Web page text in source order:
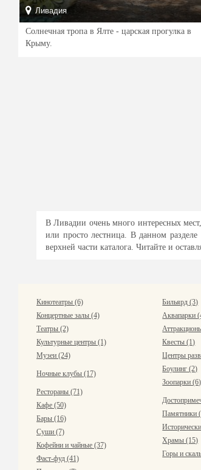
Ливадия
Солнечная тропа в Ялте - царская прогулка в
Крыму.
В Ливадии очень много интересных
или просто лестница. В данном
верхней части каталога. Читайте и
Кинотеатры (6)
Концертные залы (4)
Театры (2)
Культурные центры (1)
Музеи (24)
Ночные клубы (17)
Рестораны (71)
Кафе (50)
Бары (16)
Суши (7)
Кофейни и чайные (37)
Фаст-фуд (41)
Бильярд (3)
Аквапарки
Квесты (1)
Центры
Боулинг (2)
Зоопарки (6)
Памятники
Храмы (15)
Горы и